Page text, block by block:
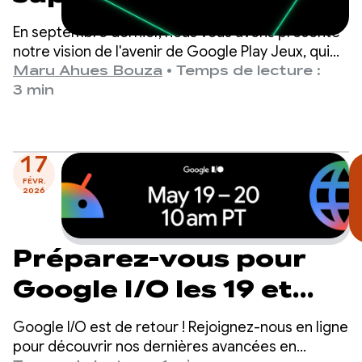
l'Assistant et
préparez-vous pour
les prochaines étapes
En septembre dernier, nous vous avons présenté
notre vision de l'avenir de Google Play Jeux, qui
repose sur une conviction fondamentale : la
meilleure façon d'assurer le succès de votre jeu
Maru Ahues Bouza • Temps de lecture :
3 min
17
FÉVR.
2026
Préparez-vous pour
Google I/O les 19 et
20 mai
Google I/O est de retour ! Rejoignez-nous en ligne
pour découvrir nos dernières avancées en